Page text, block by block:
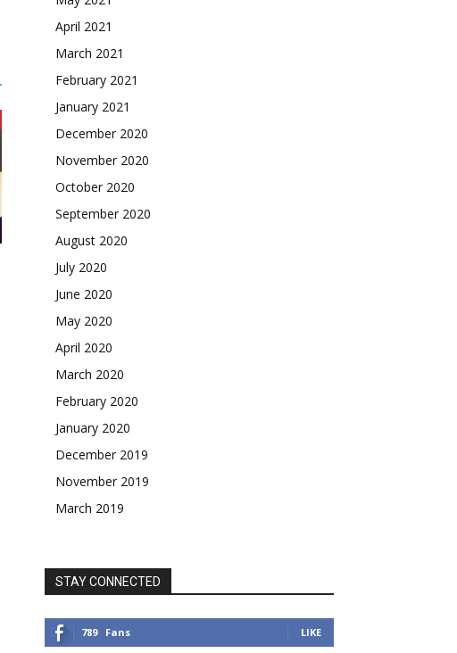
April 2021
March 2021
February 2021
January 2021
December 2020
November 2020
October 2020
September 2020
August 2020
July 2020
June 2020
May 2020
April 2020
March 2020
February 2020
January 2020
December 2019
November 2019
March 2019
STAY CONNECTED
789 Fans LIKE